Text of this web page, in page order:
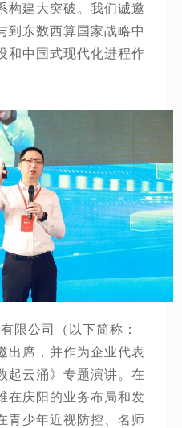
构建大突破。我们诚邀
到东数西算国家战略中
和中国式现代化进程作
限公司（以下简称：
出席，并作为企业代表
起云涌》专题演讲。在
在庆阳的业务布局和发
青少年近视防控、名师